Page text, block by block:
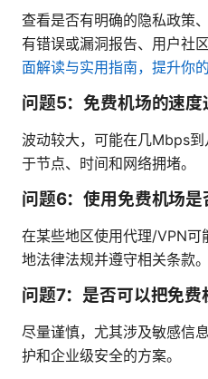
查看是否有明确的隐私政策
有错误或漏洞报告、用户社
面解读与实用指南，提升你
问题5：免费机场的速度
波动较大，可能在几Mbps
于节点、时间和网络拥堵。
问题6：使用免费机场是
在某些地区使用代理/VPN可
地法律法规并遵守相关条款。
问题7：是否可以把免费
尽量谨慎，尤其涉及敏感信
护和企业级安全的方案。